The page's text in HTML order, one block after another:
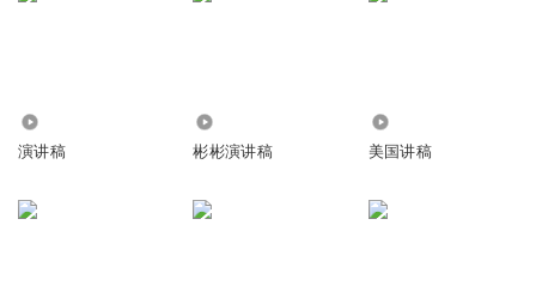
演讲稿 彬彬演讲稿 美国讲稿